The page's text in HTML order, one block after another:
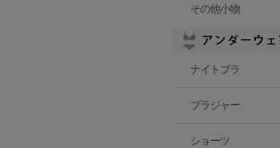
その他小物
ナイトブラ
ブラジャー
ショーツ